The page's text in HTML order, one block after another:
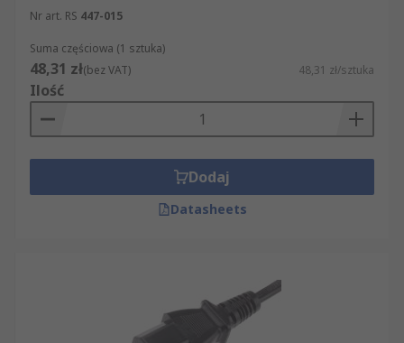
Nr art. RS 447-015
Suma częściowa (1 sztuka)
48,31 zł(bez VAT) 48,31 zł/sztuka
Ilość
Dodaj
Datasheets